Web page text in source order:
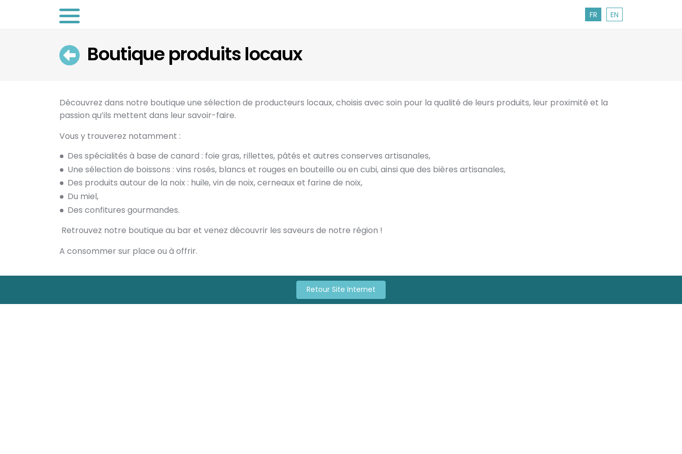
FR EN
Retour
Boutique produits locaux
Découvrez dans notre boutique une sélection de producteurs locaux, choisis avec soin pour la qualité de leurs produits, leur proximité et la
passion qu’ils mettent dans leur savoir-faire.
Vous y trouverez notamment :
Des spécialités à base de canard : foie gras, rillettes, pâtés et autres conserves artisanales,
Une sélection de boissons : vins rosés, blancs et rouges en bouteille ou en cubi, ainsi que des bières artisanales,
Des produits autour de la noix : huile, vin de noix, cerneaux et farine de noix,
Du miel,
Des confitures gourmandes.
Retrouvez notre boutique au bar et venez découvrir les saveurs de notre région !
A consommer sur place ou à offrir.
Retour Site Internet